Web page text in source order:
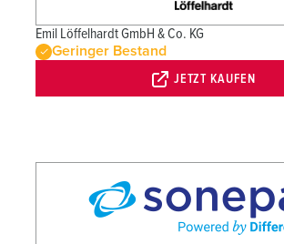
Emil Löffelhardt GmbH & Co. KG
Geringer Bestand
JETZT KAUFEN